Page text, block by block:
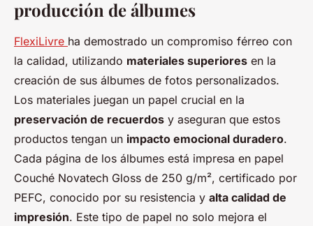
producción de álbumes
FlexiLivre ha demostrado un compromiso férreo con
la calidad, utilizando materiales superiores en la
creación de sus álbumes de fotos personalizados.
Los materiales juegan un papel crucial en la
preservación de recuerdos y aseguran que estos
productos tengan un impacto emocional duradero.
Cada página de los álbumes está impresa en papel
Couché Novatech Gloss de 250 g/m², certificado por
PEFC, conocido por su resistencia y alta calidad de
impresión. Este tipo de papel no solo mejora el